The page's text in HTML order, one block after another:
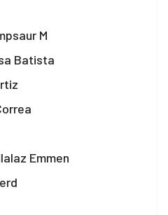
M
Batista
Emmen